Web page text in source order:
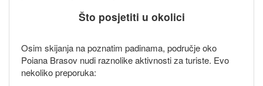
Što posjetiti u okolici
Osim skijanja na poznatim padinama, područje oko
Poiana Brasov nudi raznolike aktivnosti za turiste. Evo
nekoliko preporuka: